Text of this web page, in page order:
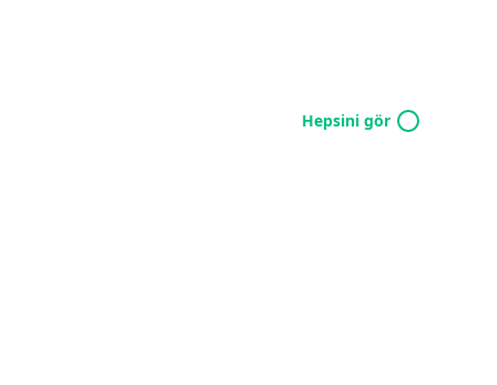
Hepsini gör